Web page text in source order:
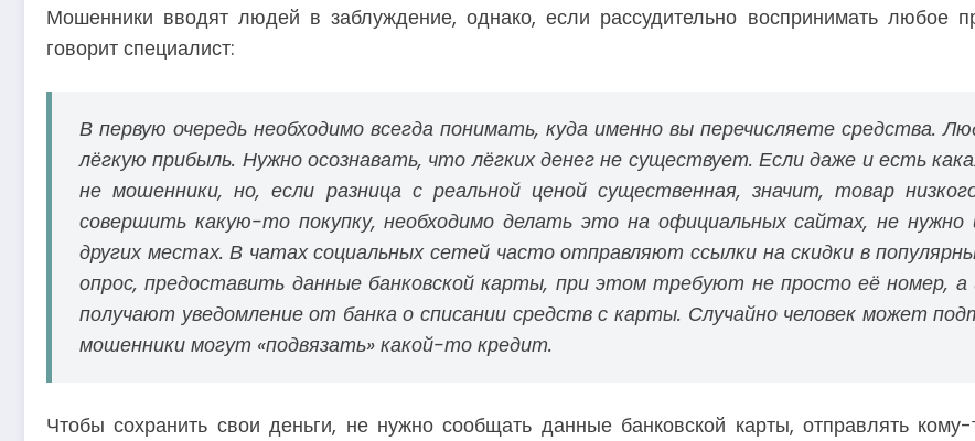
Мошенники вводят людей в заблуждение, однако, если рассудительно воспринимать любое
говорит специалист:
В первую очередь необходимо всегда понимать, куда именно вы перечисляете средства.
лёгкую прибыль. Нужно осознавать, что лёгких денег не существует. Если даже и есть
не мошенники, но, если разница с реальной ценой существенная, значит, товар
совершить какую-то покупку, необходимо делать это на официальных сайтах, не нужно
других местах. В чатах социальных сетей часто отправляют ссылки на скидки в
опрос, предоставить данные банковской карты, при этом требуют не просто её номер,
получают уведомление от банка о списании средств с карты. Случайно человек может
мошенники могут «подвязать» какой-то кредит.
Чтобы сохранить свои деньги, не нужно сообщать данные банковской карты, отправлять